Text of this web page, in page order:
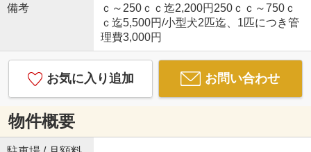
備考
ｃ～250ｃｃ迄2,200円250ｃｃ～750ｃ
ｃ迄5,500円/小型犬2匹迄、1匹につき管
理費3,000円
お気に入り追加 お問い合わせ
物件概要